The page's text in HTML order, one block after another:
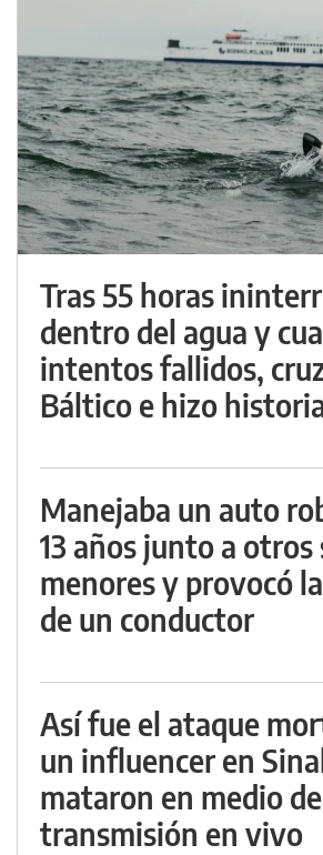
Tras 55 horas
dentro del agua y
intentos fallidos,
Báltico e hizo
Manejaba un auto
13 años junto a otros
menores y provocó
de un conductor
Así fue el ataque
un influencer en
mataron en medio
transmisión en vivo